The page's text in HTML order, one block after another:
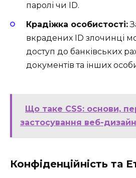
паролі чи ID.
Крадіжка особистості:
вкрадених ID злочинці
доступ до банківських
документів та інших
Що таке CSS: основи,
застосування веб-
Конфіденційність та